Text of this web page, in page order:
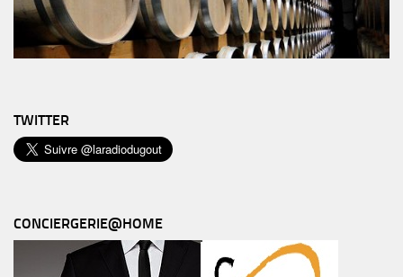
TWITTER
CONCIERGERIE@HOME